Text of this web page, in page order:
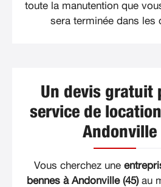
toute la manutention que
sera terminée dans les
Un devis gratuit
service de
Andonville
Vous cherchez une
bennes à Andonville (45)au